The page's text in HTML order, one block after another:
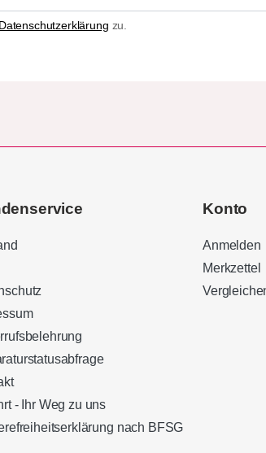
Datenschutzerklärung zu.
- Ihr Weg zu uns
nach BFSG
Konto
Anmelden
Merkzettel